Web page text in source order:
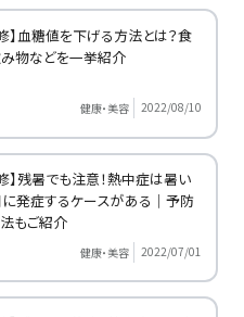
】血糖値を下げる方法とは？食
物などを一挙紹介
健康・美容 2022/08/10
】残暑でも注意！熱中症は暑い
発症するケースがある｜予防
もご紹介
健康・美容 2022/07/01